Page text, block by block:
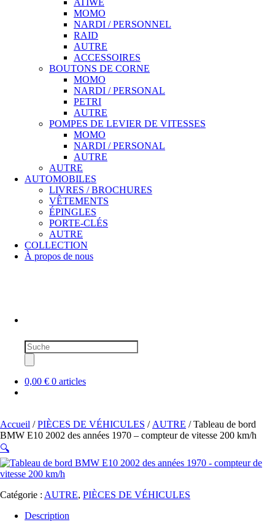
ATIWE
MOMO
NARDI / PERSONNEL
RAID
AUTRE
ACCESSOIRES
BOUTONS DE CORNE
MOMO
NARDI / PERSONAL
PETRI
AUTRE
POMPES DE LEVIER DE VITESSES
MOMO
NARDI / PERSONAL
AUTRE
AUTRE
AUTOMOBILES
LIVRES / BROCHURES
VÊTEMENTS
ÉPINGLES
PORTE-CLÉS
AUTRE
COLLECTION
À propos de nous
Recherche
de
produits
0,00 € 0 articles
Accueil /PIÈCES DE VÉHICULES / AUTRE / Tableau de bord
BMW E10 2002 des années 1970 – compteur de vitesse 200 km/h
🔍
Catégorie : AUTRE, PIÈCES DE VÉHICULES
Description